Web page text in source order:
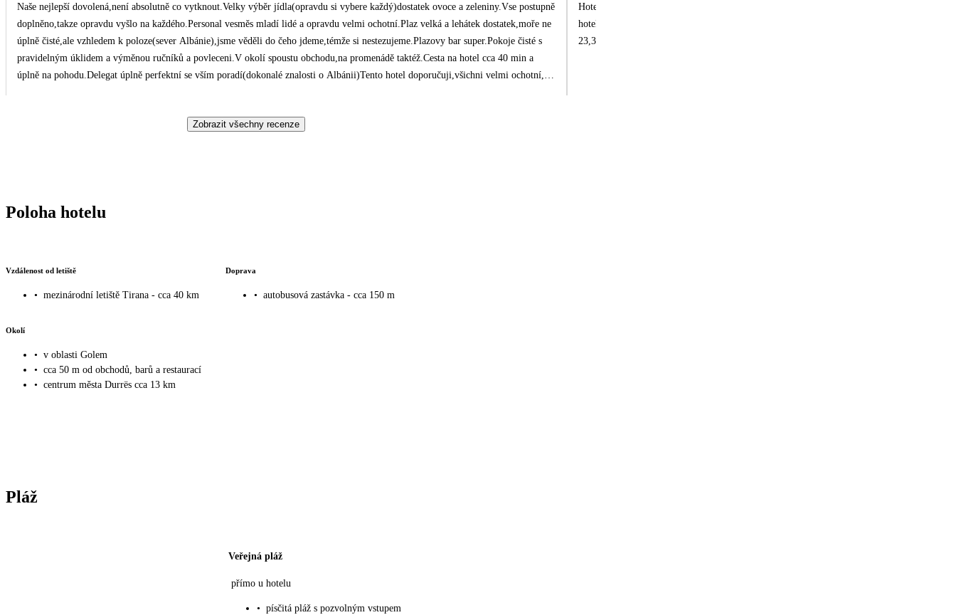
Naše nejlepší dovolená,není absolutně co vytknout.Velky výběr jídla(opravdu si vybere každý)dostatek ovoce a zeleniny.Vse postupně
doplněno,takze opravdu vyšlo na každého.Personal vesměs mladí lidé a opravdu velmi ochotní.Plaz velká a lehátek dostatek,moře ne
úplně čisté,ale vzhledem k poloze(sever Albánie),jsme věděli do čeho jdeme,témže si nestezujeme.Plazovy bar super.Pokoje čisté s
pravidelným úklidem a výměnou ručníků a povleceni.V okolí spoustu obchodu,na promenádě taktéž.Cesta na hotel cca 40 min a
úplně na pohodu.Delegat úplně perfektní se vším poradí(dokonalé znalosti o Albánii)Tento hotel doporučuji,všichni velmi ochotní,se
Hotel má dobrou polohu přímo u pláže a za hotelem plno obchodů.Personál velmi ochotný a
hotelu.Bazén malý,bez schůdku,pro starší osoby nepoužitelný.Jídlo dobré i dostatek ovoce a
23,30hod. nás čekala večeře,to nás moc potěšilo.Transfer z letiště a na letiště bez problemu.
Zobrazit všechny recenze
Poloha hotelu
Vzdálenost od letiště
• mezinárodní letiště Tirana - cca 40 km
Doprava
• autobusová zastávka - cca 150 m
Okolí
• v oblasti Golem
• cca 50 m od obchodů, barů a restaurací
• centrum města Durrës cca 13 km
Pláž
Veřejná pláž
přímo u hotelu
• písčitá pláž s pozvolným vstupem